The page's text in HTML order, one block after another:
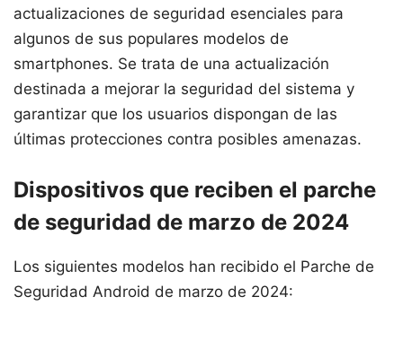
actualizaciones de seguridad esenciales para
algunos de sus populares modelos de
smartphones. Se trata de una actualización
destinada a mejorar la seguridad del sistema y
garantizar que los usuarios dispongan de las
últimas protecciones contra posibles amenazas.
Dispositivos que reciben el parche
de seguridad de marzo de 2024
Los siguientes modelos han recibido el Parche de
Seguridad Android de marzo de 2024: